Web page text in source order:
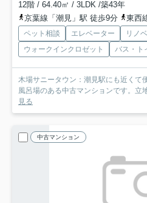
12階 / 64.40㎡ / 3LDK /築43年
京葉線「潮見」駅 徒歩9分
東西
ペット相談 エレベーター
リノ
ウォークインクロゼット
バス・ト
木場サニータウン：潮見駅にも近くて
風呂場のある中古マンションです。立
見る
中古マンション